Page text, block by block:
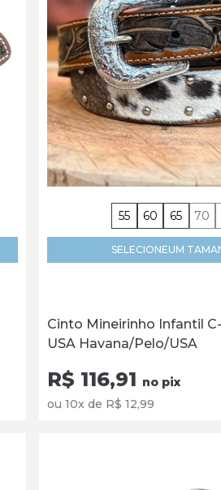
55 60 65 70
SELECIONEUM
Cinto Mineirinho Infantil
USA Havana/Pelo/USA
R$ 116,91 no pix
ou 10x de R$ 12,99